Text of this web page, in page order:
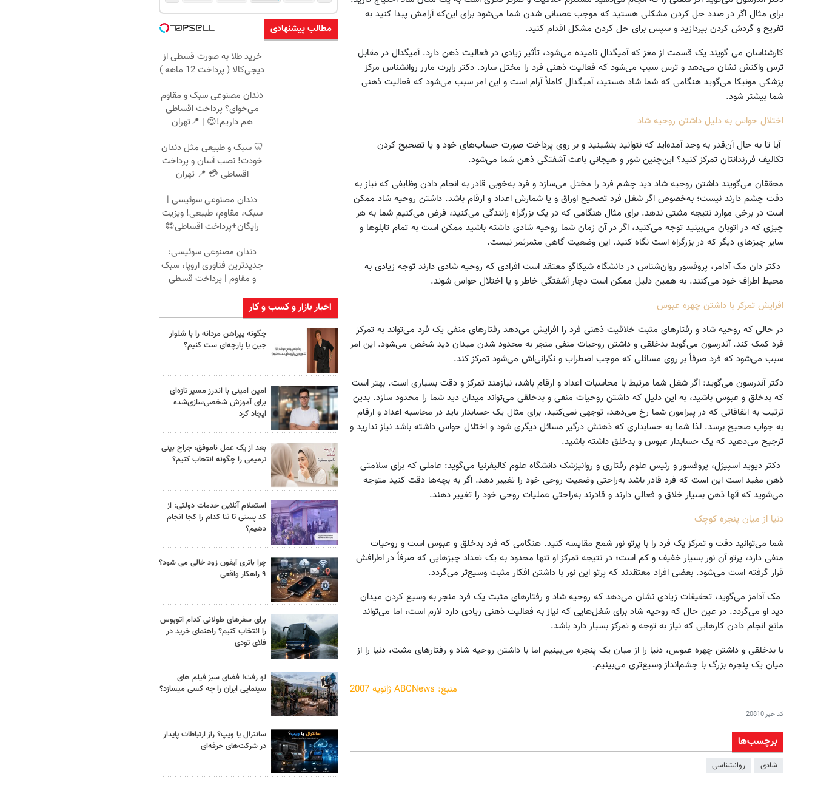
برای مثال اگر در صدد حل کردن مشکلی هستید که موجب عصبانی شدن شما می‌شود برای این‌که آرامش پیدا کنید به
تفریح و گردش کردن بپردازید و سپس برای حل کردن مشکل اقدام کنید.
کارشناسان می گویند یک قسمت از مغز که آمیگدال نامیده می‌شود، تأثیر زیادی در فعالیت ذهن دارد. آمیگدال در مقابل
ترس واکنش نشان می‌دهد و ترس سبب می‌شود که فعالیت ذهنی فرد را مختل سازد. دکتر رابرت مارر روانشناس مرکز
پزشکی مونیکا می‌گوید هنگامی که شما شاد هستید، آمیگدال کاملاً آرام است و این امر سبب می‌شود که فعالیت ذهنی
شما بیشتر شود.
اختلال حواس به دلیل داشتن روحیه شاد
آیا تا به حال آن‌قدر به وجد آمده‌اید که نتوانید بنشینید و بر روی پرداخت صورت حساب‌های خود و یا تصحیح کردن
تکالیف فرزندانتان تمرکز کنید؟ این‌چنین شور و هیجانی باعث آشفتگی ذهن شما می‌شود.
محققان می‌گویند داشتن روحیه شاد دید چشم فرد را مختل می‌سازد و فرد به‌خوبی قادر به انجام دادن وظایفی که نیاز به
دقت چشم دارند نیست؛ به‌خصوص اگر شغل فرد تصحیح اوراق و یا شمارش اعداد و ارقام باشد. داشتن روحیه شاد ممکن
است در برخی موارد نتیجه مثبتی ندهد. برای مثال هنگامی که در یک بزرگراه رانندگی می‌کنید، فرض می‌کنیم شما به هر
چیزی که در اتوبان می‌بینید توجه می‌کنید، اگر در آن زمان شما روحیه شادی داشته باشید ممکن است به تمام تابلوها و
سایر چیزهای دیگر که در بزرگراه است نگاه کنید. این وضعیت گاهی مثمرثمر نیست.
دکتر دان مک آدامز، پروفسور روان‌شناس در دانشگاه شیکاگو معتقد است افرادی که روحیه شادی دارند توجه زیادی به
محیط اطراف خود می‌کنند. به همین دلیل ممکن است دچار آشفتگی خاطر و یا اختلال حواس شوند.
افزایش تمرکز با داشتن چهره عبوس
در حالی که روحیه شاد و رفتارهای مثبت خلاقیت ذهنی فرد را افزایش می‌دهد رفتارهای منفی یک فرد می‌تواند به تمرکز
فرد کمک کند. آندرسون می‌گوید بدخلقی و داشتن روحیات منفی منجر به محدود شدن میدان دید شخص می‌شود. این امر
سبب می‌شود که فرد صرفاً بر روی مسائلی که موجب اضطراب و نگرانی‌اش می‌شود تمرکز کند.
دکتر آندرسون می‌گوید: اگر شغل شما مرتبط با محاسبات اعداد و ارقام باشد، نیازمند تمرکز و دقت بسیاری است. بهتر است
که بدخلق و عبوس باشید، به این دلیل که داشتن روحیات منفی و بدخلقی می‌تواند میدان دید شما را محدود سازد. بدین
ترتیب به اتفاقاتی که در پیرامون شما رخ می‌دهد، توجهی نمی‌کنید. برای مثال یک حسابدار باید در محاسبه اعداد و ارقام
به جواب صحیح برسد. لذا شما به حسابداری که ذهنش درگیر مسائل دیگری شود و اختلال حواس داشته باشد نیاز ندارید و
ترجیح می‌دهید که یک حسابدار عبوس و بدخلق داشته باشید.
دکتر دیوید اسپیژل، پروفسور و رئیس علوم رفتاری و روانپزشک دانشگاه علوم کالیفرنیا می‌گوید: عاملی که برای سلامتی
ذهن مفید است این است که فرد قادر باشد به‌راحتی وضعیت روحی خود را تغییر دهد. اگر به بچه‌ها دقت کنید متوجه
می‌شوید که آنها ذهن بسیار خلاق و فعالی دارند و قادرند به‌راحتی عملیات روحی خود را تغییر دهند.
دنیا از میان پنجره کوچک
شما می‌توانید دقت و تمرکز یک فرد را با پرتو نور شمع مقایسه کنید. هنگامی که فرد بدخلق و عبوس است و روحیات
منفی دارد، پرتو آن نور بسیار خفیف و کم است؛ در نتیجه تمرکز او تنها محدود به یک تعداد چیزهایی که صرفاً در اطرافش
قرار گرفته است می‌شود. بعضی افراد معتقدند که پرتو این نور با داشتن افکار مثبت وسیع‌تر می‌گردد.
مک آدامز می‌گوید، تحقیقات زیادی نشان می‌دهد که روحیه شاد و رفتارهای مثبت یک فرد منجر به وسیع کردن میدان
دید او می‌گردد. در عین حال که روحیه شاد برای شغل‌هایی که نیاز به فعالیت ذهنی زیادی دارد لازم است، اما می‌تواند
مانع انجام دادن کارهایی که نیاز به توجه و تمرکز بسیار دارد باشد.
با بدخلقی و داشتن چهره عبوس، دنیا را از میان یک پنجره می‌بینیم اما با داشتن روحیه شاد و رفتارهای مثبت، دنیا را از
میان یک پنجره بزرگ با چشم‌انداز وسیع‌تری می‌بینیم.
منبع: ABCNews ژانویه 2007
کد خبر20810
برچسب‌ها
شادی روانشناسی
مطالب پیشنهادی
خرید طلا به صورت قسطی از
دیجی‌کالا ( پرداخت 12 ماهه )
دندان مصنوعی سبک و مقاوم
می‌خوای؟ پرداخت اقساطی
هم داریم!😍 | 📍تهران
🦷 سبک و طبیعی مثل دندان
خودت! نصب آسان و پرداخت
اقساطی 💳 📍 تهران
دندان مصنوعی سوئیسی |
سبک، مقاوم، طبیعی! ویزیت
رایگان+پرداخت اقساطی😍
دندان مصنوعی سوئیسی:
جدیدترین فناوری اروپا، سبک
و مقاوم | پرداخت قسطی
اخبار بازار و کسب و کار
چگونه پیراهن مردانه را با شلوار
جین یا پارچه‌ای ست کنیم؟
امین امینی با اندرز مسیر تازه‌ای
برای آموزش شخصی‌سازی‌شده
ایجاد کرد
بعد از یک عمل ناموفق، جراح بینی
ترمیمی را چگونه انتخاب کنیم؟
استعلام آنلاین خدمات دولتی: از
کد پستی تا ثنا کدام را کجا انجام
دهیم؟
چرا باتری آیفون زود خالی می شود؟
۹ راهکار واقعی
برای سفرهای طولانی کدام اتوبوس
را انتخاب کنیم؟ راهنمای خرید در
فلای تودی
لو رفت! فضای سبز فیلم های
سینمایی ایران را چه کسی میسازد؟
سانترال یا ویپ؟ راز ارتباطات پایدار
در شرکت‌های حرفه‌ای